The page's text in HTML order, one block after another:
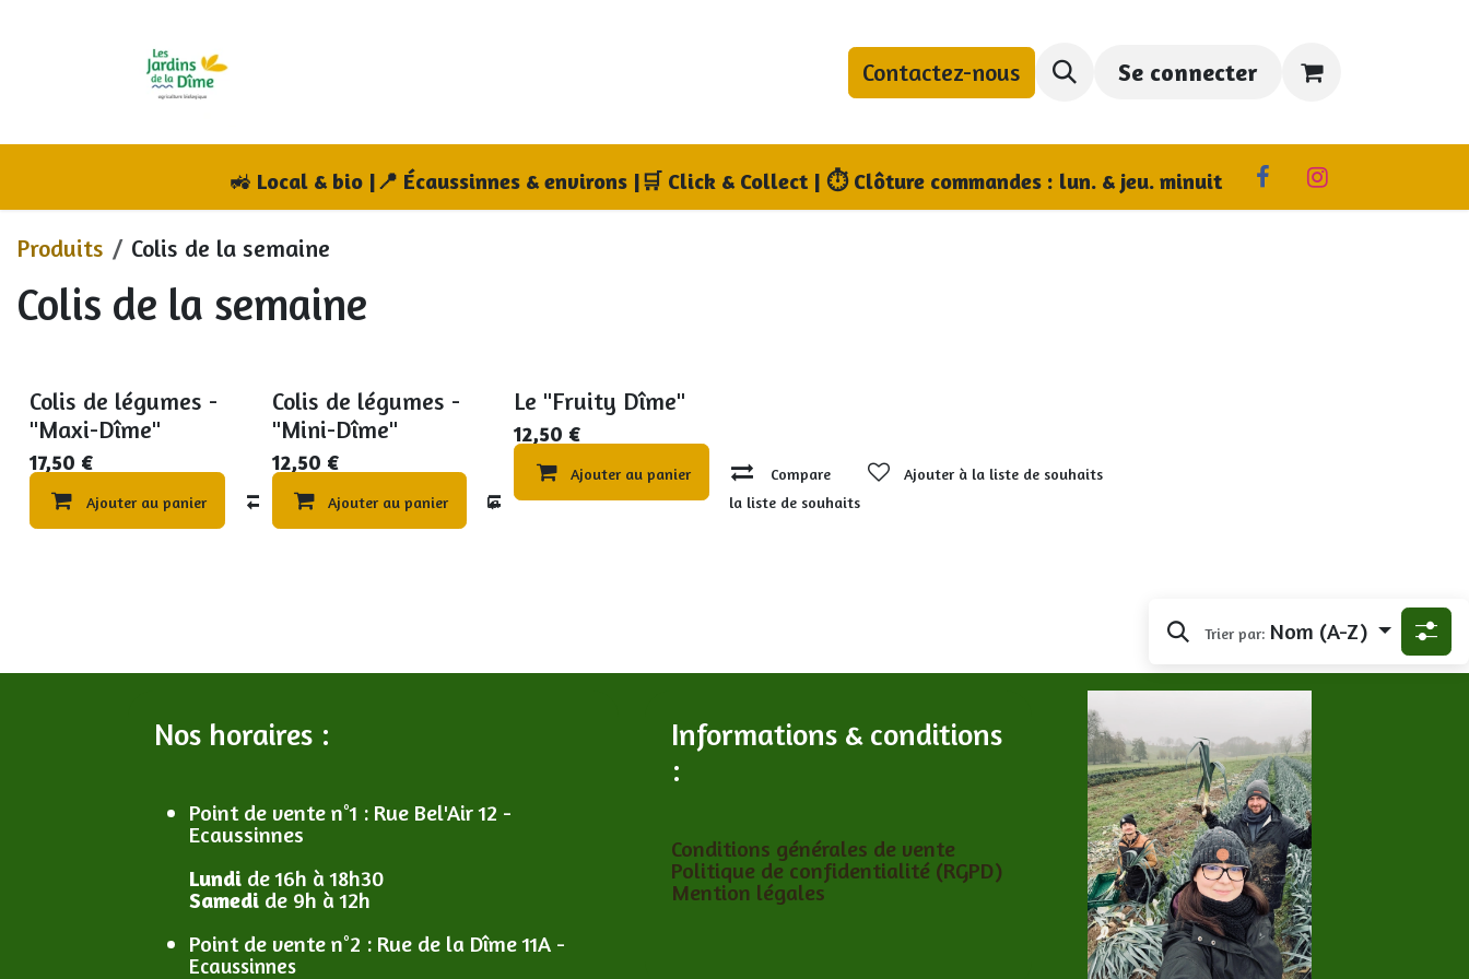
Qui sommes-nous ? Où nous trouver
Contactez-nous Se connecter
🚜 Local & bio |📍 Écaussinnes & environs |🛒 Click & Collect | ⏱ Clôture commandes : lun. & jeu. minuit
Produits Colis de la semaine
Colis de la semaine
Colis de légumes -
"Maxi-Dîme"
17,50 €
Ajouter au panier Compare Ajouter à la liste de souhaits
Colis de légumes -
"Mini-Dîme"
12,50 €
Ajouter au panier Compare Ajouter à la liste de souhaits
Le "Fruity Dîme"
12,50 €
Ajouter au panier Compare Ajouter à la liste de souhaits
Trier par: Nom (A-Z)
Nos horaires :
Point de vente n°1 : Rue Bel'Air 12 -
Ecaussinnes
Lundi de 16h à 18h30
Samedi de 9h à 12h
Point de vente n°2 : Rue de la Dîme 11A -
Ecaussinnes
Informations & conditions
:
Conditions générales de vente
Politique de confidentialité (RGPD)
Mention légales